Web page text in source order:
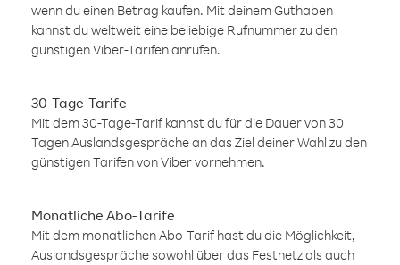
wenn du einen Betrag kaufen. Mit deinem Guthaben
kannst du weltweit eine beliebige Rufnummer zu den
günstigen Viber-Tarifen anrufen.
30-Tage-Tarife
Mit dem 30-Tage-Tarif kannst du für die Dauer von 30
Tagen Auslandsgespräche an das Ziel deiner Wahl zu den
günstigen Tarifen von Viber vornehmen.
Monatliche Abo-Tarife
Mit dem monatlichen Abo-Tarif hast du die Möglichkeit,
Auslandsgespräche sowohl über das Festnetz als auch